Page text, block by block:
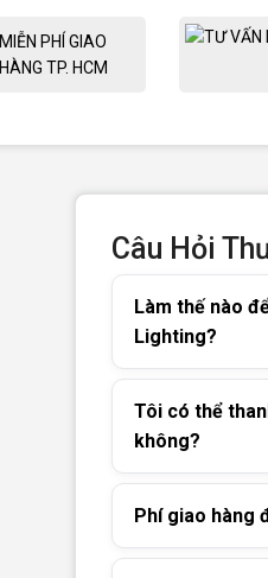
MIỄN PHÍ GIAO
HÀNG TP. HCM
Câu Hỏi
Làm thế nào
Lighting?
Tôi có thể
không?
Phí giao hàng